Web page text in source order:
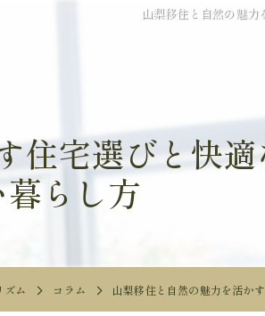
山梨移住と自然の魅
住宅選びと快
らし方
ム コラム 山梨移住と自然の魅力を活か